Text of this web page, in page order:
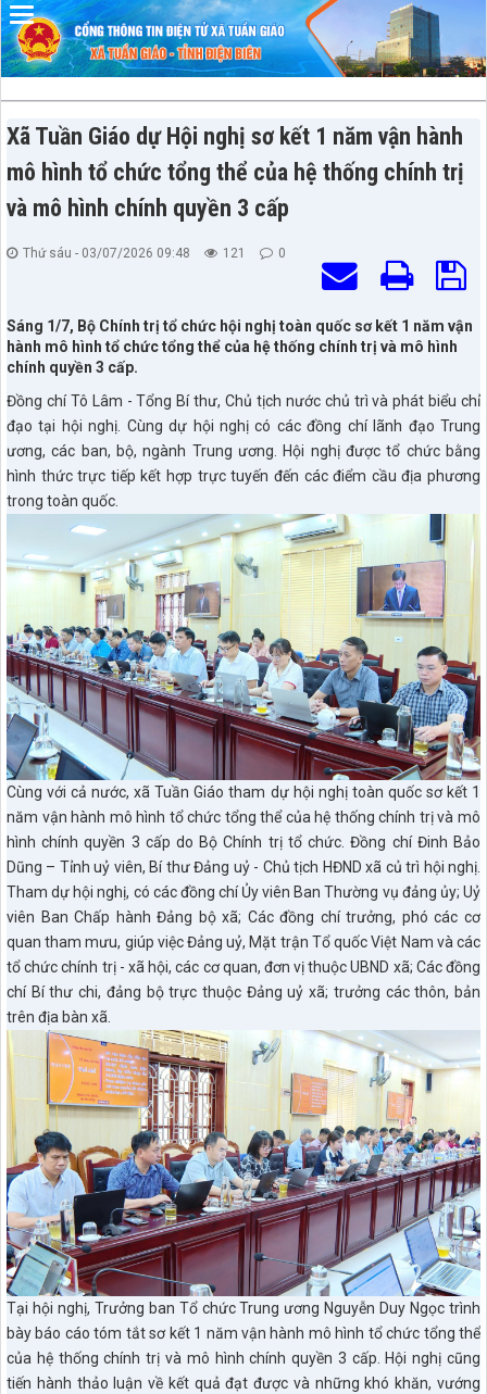
Xã Tuần Giáo dự Hội nghị sơ kết 1 năm vận hành
mô hình tổ chức tổng thể của hệ thống chính trị
và mô hình chính quyền 3 cấp
Thứ sáu - 03/07/2026 09:48 121 0
Sáng 1/7, Bộ Chính trị tổ chức hội nghị toàn quốc sơ kết 1 năm vận
hành mô hình tổ chức tổng thể của hệ thống chính trị và mô hình
chính quyền 3 cấp.
Đồng chí Tô Lâm - Tổng Bí thư, Chủ tịch nước chủ trì và phát biểu chỉ
đạo tại hội nghị. Cùng dự hội nghị có các đồng chí lãnh đạo Trung
ương, các ban, bộ, ngành Trung ương. Hội nghị được tổ chức bằng
hình thức trực tiếp kết hợp trực tuyến đến các điểm cầu địa phương
trong toàn quốc.
Cùng với cả nước, xã Tuần Giáo tham dự hội nghị toàn quốc sơ kết 1
năm vận hành mô hình tổ chức tổng thể của hệ thống chính trị và mô
hình chính quyền 3 cấp do Bộ Chính trị tổ chức. Đồng chí Đinh Bảo
Dũng – Tỉnh uỷ viên, Bí thư Đảng uỷ - Chủ tịch HĐND xã củ trì hội nghị.
Tham dự hội nghị, có các đồng chí Ủy viên Ban Thường vụ đảng ủy; Uỷ
viên Ban Chấp hành Đảng bộ xã; Các đồng chí trưởng, phó các cơ
quan tham mưu, giúp việc Đảng uỷ, Mặt trận Tổ quốc Việt Nam và các
tổ chức chính trị - xã hội, các cơ quan, đơn vị thuộc UBND xã; Các đồng
chí Bí thư chi, đảng bộ trực thuộc Đảng uỷ xã; trưởng các thôn, bản
trên địa bàn xã.
Tại hội nghị, Trưởng ban Tổ chức Trung ương Nguyễn Duy Ngọc trình
bày báo cáo tóm tắt sơ kết 1 năm vận hành mô hình tổ chức tổng thể
của hệ thống chính trị và mô hình chính quyền 3 cấp. Hội nghị cũng
tiến hành thảo luận về kết quả đạt được và những khó khăn, vướng
Đã kết nối EMC